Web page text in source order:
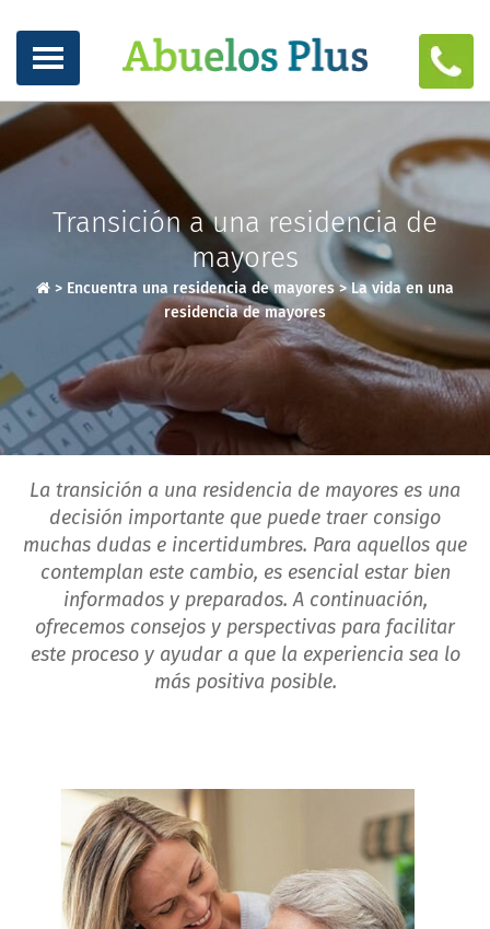
Transición a una residencia de
mayores
> Encuentra una residencia de mayores>La vida en una
residencia de mayores
La transición a una residencia de mayores es una
decisión importante que puede traer consigo
muchas dudas e incertidumbres. Para aquellos que
contemplan este cambio, es esencial estar bien
informados y preparados. A continuación,
ofrecemos consejos y perspectivas para facilitar
este proceso y ayudar a que la experiencia sea lo
más positiva posible.